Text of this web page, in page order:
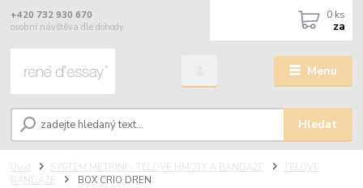
Menu
Hledat
+420 732 930 670
osobní návštěva dle dohody
0 ks
za
Úvod SYSTÉM METRINI - TĚLOVÉ HMOTY A BANDÁŽE
TĚLOVÉ
BANDÁŽE
BOX CRIO DREN